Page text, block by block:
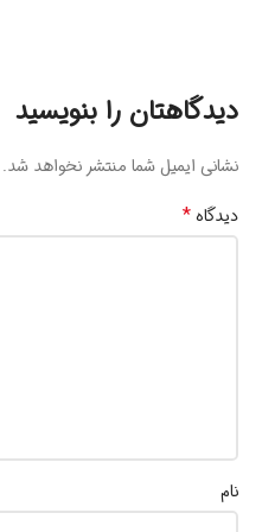
دیدگاهتان را بنویسید
نشانی ایمیل شما منتشر نخواهد شد.
دیدگاه*
نام